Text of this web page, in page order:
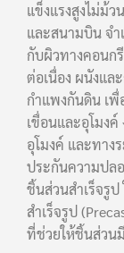
แข็งแรงสูงไม่ม้
และสนามบิน จำ
กับผิวทางคอนก
ต่อเนื่อง ผนังแล
กำแพงกันดิน เพื่
เขื่อนและอุโมง
อุโมงค์ และทาง
ประกันความปล
ชิ้นส่วนสำเร็จรู
สำเร็จรูป
ที่ช่วยให้ชิ้นส่วน